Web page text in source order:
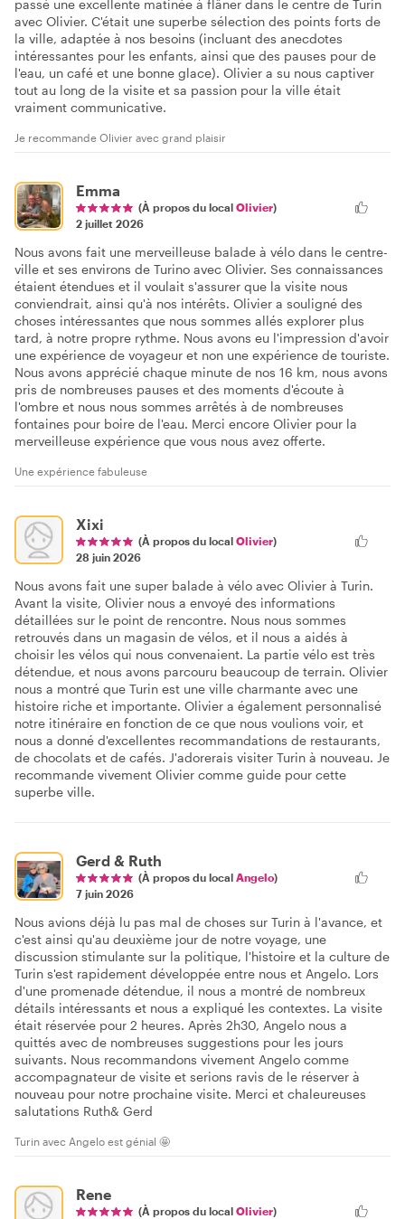
passé une excellente matinée à flâner dans le centre de Turin
avec Olivier. C'était une superbe sélection des points forts de
la ville, adaptée à nos besoins (incluant des anecdotes
intéressantes pour les enfants, ainsi que des pauses pour de
l'eau, un café et une bonne glace). Olivier a su nous captiver
tout au long de la visite et sa passion pour la ville était
vraiment communicative.
Je recommande Olivier avec grand plaisir
Emma
(À propos du local Olivier)
2 juillet 2026
Nous avons fait une merveilleuse balade à vélo dans le centre-
ville et ses environs de Turino avec Olivier. Ses connaissances
étaient étendues et il voulait s'assurer que la visite nous
conviendrait, ainsi qu'à nos intérêts. Olivier a souligné des
choses intéressantes que nous sommes allés explorer plus
tard, à notre propre rythme. Nous avons eu l'impression d'avoir
une expérience de voyageur et non une expérience de touriste.
Nous avons apprécié chaque minute de nos 16 km, nous avons
pris de nombreuses pauses et des moments d'écoute à
l'ombre et nous nous sommes arrêtés à de nombreuses
fontaines pour boire de l'eau. Merci encore Olivier pour la
merveilleuse expérience que vous nous avez offerte.
Une expérience fabuleuse
Xixi
(À propos du local Olivier)
28 juin 2026
Nous avons fait une super balade à vélo avec Olivier à Turin.
Avant la visite, Olivier nous a envoyé des informations
détaillées sur le point de rencontre. Nous nous sommes
retrouvés dans un magasin de vélos, et il nous a aidés à
choisir les vélos qui nous convenaient. La partie vélo est très
détendue, et nous avons parcouru beaucoup de terrain. Olivier
nous a montré que Turin est une ville charmante avec une
histoire riche et importante. Olivier a également personnalisé
notre itinéraire en fonction de ce que nous voulions voir, et
nous a donné d'excellentes recommandations de restaurants,
de chocolats et de cafés. J'adorerais visiter Turin à nouveau. Je
recommande vivement Olivier comme guide pour cette
superbe ville.
Gerd & Ruth
(À propos du local Angelo)
7 juin 2026
Nous avions déjà lu pas mal de choses sur Turin à l'avance, et
c'est ainsi qu'au deuxième jour de notre voyage, une
discussion stimulante sur la politique, l'histoire et la culture de
Turin s'est rapidement développée entre nous et Angelo. Lors
d'une promenade détendue, il nous a montré de nombreux
détails intéressants et nous a expliqué les contextes. La visite
était réservée pour 2 heures. Après 2h30, Angelo nous a
quittés avec de nombreuses suggestions pour les jours
suivants. Nous recommandons vivement Angelo comme
accompagnateur de visite et serions ravis de le réserver à
nouveau pour notre prochaine visite. Merci et chaleureuses
salutations Ruth& Gerd
Turin avec Angelo est génial 🤩
Rene
(À propos du local Olivier)